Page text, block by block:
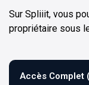
Sur Spliiit, vous
propriétaire sous
Accès Complet